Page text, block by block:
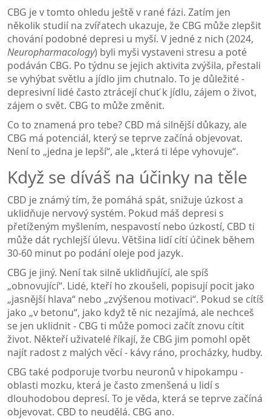
CBG je v tomto ohledu ještě v rané fázi. Zatím jen
několik studií na zvířatech ukazuje, že CBG může zlepšit
chování podobné depresi u myší. V jedné z nich (2024,
Neuropharmacology) byli myši vystaveni stresu a poté
podáván CBG. Po týdnu se jejich aktivita zvýšila, přestali
se vyhýbat světlu a jídlo jim chutnalo. To je důležité -
depresivní lidé často ztrácejí chuť k jídlu, zájem o život,
zájem o svět. CBG to může změnit.
Co to znamená pro tebe? CBD má silnější důkazy, ale
CBG má potenciál, který se teprve začíná objevovat.
Není to „jedna je lepší“, ale „která ti lépe vyhovuje“.
Když se díváš na účinky na těle
CBD je známý tím, že pomáhá spát, snižuje úzkost a
uklidňuje nervový systém. Pokud máš depresi s
přetíženým myšlením, nespavostí nebo úzkostí, CBD ti
může dát rychlejší úlevu. Většina lidí cítí účinek během
30-60 minut po podání oleje pod jazyk.
CBG je jiný. Není tak silně uklidňující, ale spíš
„obnovující“. Lidé, kteří ho zkoušeli, popisují pocit jako
„jasnější hlava“ nebo „zvýšenou motivaci“. Pokud se cítíš
jako „v betonu“, jako když tě nic nezajímá, ale nechceš
se jen uklidnit - CBG ti může pomoci začít znovu cítit
život. Někteří uživatelé říkají, že CBG jim pomohl opět
najít radost z malých věcí - kávy ráno, procházky, hudby.
CBG také podporuje tvorbu neuronů v hipokampu -
oblasti mozku, která je často zmenšená u lidí s
dlouhodobou depresí. To je věda, která se teprve začíná
objevovat. CBD to neudělá. CBG ano.